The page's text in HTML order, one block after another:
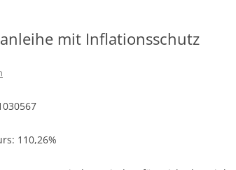
mit Inflationsschutz
110,26%